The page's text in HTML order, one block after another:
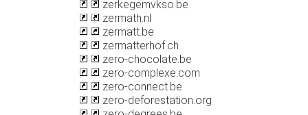
zerkegemvkso.be
zermath.nl
zermatt.be
zermatterhof.ch
zero-chocolate.be
zero-complexe.com
zero-connect.be
zero-deforestation.org